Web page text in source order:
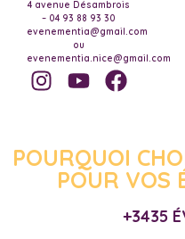
4 avenue Désambrois
– 04 93 88 93 30
evenementia@gmail.com
ou
evenementia.nice@gmail.com
POURQUOI
POUR VOS
+3435